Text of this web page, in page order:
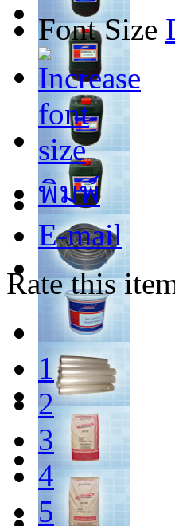
Font Size
พิมพ์
E-mail
Rate this
1
2
3
4
5